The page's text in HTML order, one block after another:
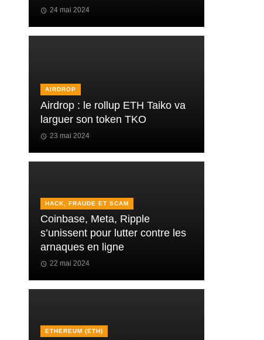
24 mai 2024
AIRDROP
Airdrop : le rollup ETH Taiko va
larguer son token TKO
23 mai 2024
HACK, FRAUDE ET SCAM
Coinbase, Meta, Ripple
s’unissent pour lutter contre les
arnaques en ligne
22 mai 2024
ETHEREUM (ETH)